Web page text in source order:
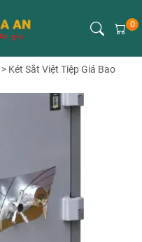
0
> Két Sắt Việt Tiệp Giá Bao